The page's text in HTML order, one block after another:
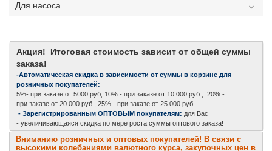
Для насоса
Акция! Итоговая стоимость зависит от общей суммы
заказа!
-Автоматическая скидка в зависимости от суммы в корзине для
розничных покупателей:
5%- при заказе от 5000 руб, 10% - при заказе от 10 000 руб., 20% -
при заказе от 20 000 руб., 25% - при заказе от 25 000 руб.
- Зарегистрированным ОПТОВЫМ покупателям: для Вас
- увеличивающаяся скидка по мере роста суммы оптового заказа!
Вниманию розничных и оптовых покупателей! В связи с
высокими колебаниями валютного курса, закупочных цен в